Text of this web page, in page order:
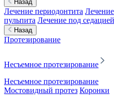
Назад
Лечение периодонтита
пульпита Лечение под седацией
Назад
Протезирование
Несъемное протезирование
Несъемное протезирование
Мостовидный протез Коронки